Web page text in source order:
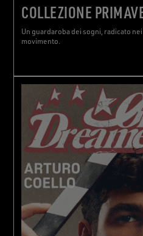
COLLEZIONE
Un guardaroba dei sogni, radicato
movimento.